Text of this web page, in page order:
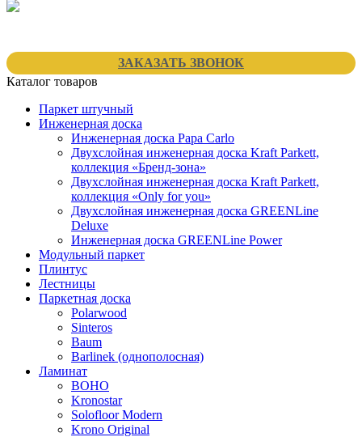
ЗАКАЗАТЬ ЗВОНОК
Каталог товаров
Паркет штучный
Инженерная доска
Инженерная доска Papa Carlo
Двухслойная инженерная доска Kraft Parkett,
коллекция «Бренд-зона»
Двухслойная инженерная доска Kraft Parkett,
коллекция «Only for you»
Двухслойная инженерная доска GREENLine
Deluxe
Инженерная доска GREENLine Power
Модульный паркет
Плинтус
Лестницы
Паркетная доска
Polarwood
Sinteros
Baum
Barlinek (однополосная)
Ламинат
BOHO
Kronostar
Solofloor Modern
Krono Original